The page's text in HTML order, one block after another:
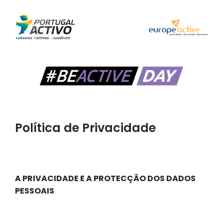
Política de Privacidade
A PRIVACIDADE E A PROTECÇÃO DOS DADOS
PESSOAIS